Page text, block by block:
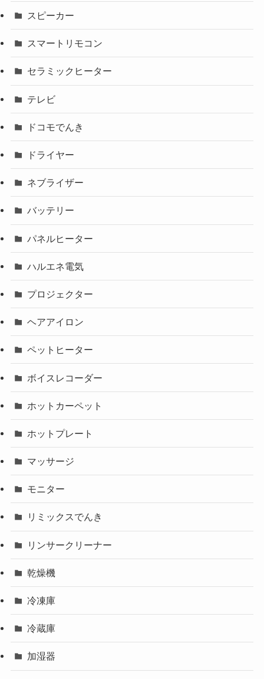
スピーカー
スマートリモコン
セラミックヒーター
テレビ
ドコモでんき
ドライヤー
ネブライザー
バッテリー
パネルヒーター
ハルエネ電気
プロジェクター
ヘアアイロン
ペットヒーター
ボイスレコーダー
ホットカーペット
ホットプレート
マッサージ
モニター
リミックスでんき
リンサークリーナー
乾燥機
冷凍庫
冷蔵庫
加湿器